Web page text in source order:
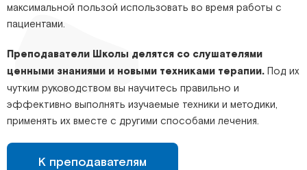
максимальной пользой использовать во время работы с
пациентами.
Преподаватели Школы делятся со слушателями
ценными знаниями и новыми техниками терапии. Под их
чутким руководством вы научитесь правильно и
эффективно выполнять изучаемые техники и методики,
применять их вместе с другими способами лечения.
К преподавателям